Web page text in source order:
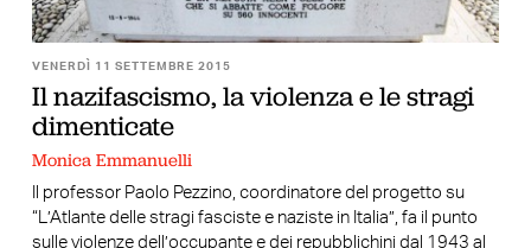
VENERDÌ 11 SETTEMBRE 2015
Il nazifascismo, la violenza e le stragi
dimenticate
Monica Emmanuelli
Il professor Paolo Pezzino, coordinatore del progetto su
“L’Atlante delle stragi fasciste e naziste in Italia”, fa il punto
sulle violenze dell’occupante e dei repubblichini dal 1943 al